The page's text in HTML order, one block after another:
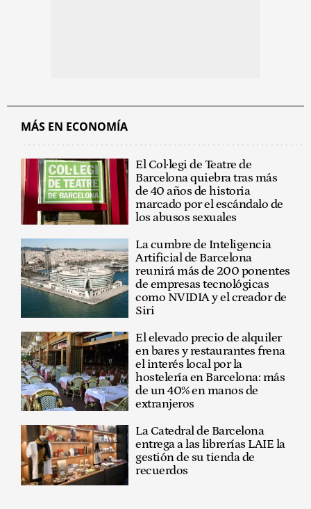
MÁS EN ECONOMÍA
El Col·legi de Teatre de
Barcelona quiebra tras más
de 40 años de historia
marcado por el escándalo de
los abusos sexuales
La cumbre de Inteligencia
Artificial de Barcelona
reunirá más de 200 ponentes
de empresas tecnológicas
como NVIDIA y el creador de
Siri
El elevado precio de alquiler
en bares y restaurantes frena
el interés local por la
hostelería en Barcelona: más
de un 40% en manos de
extranjeros
La Catedral de Barcelona
entrega a las librerías LAIE la
gestión de su tienda de
recuerdos